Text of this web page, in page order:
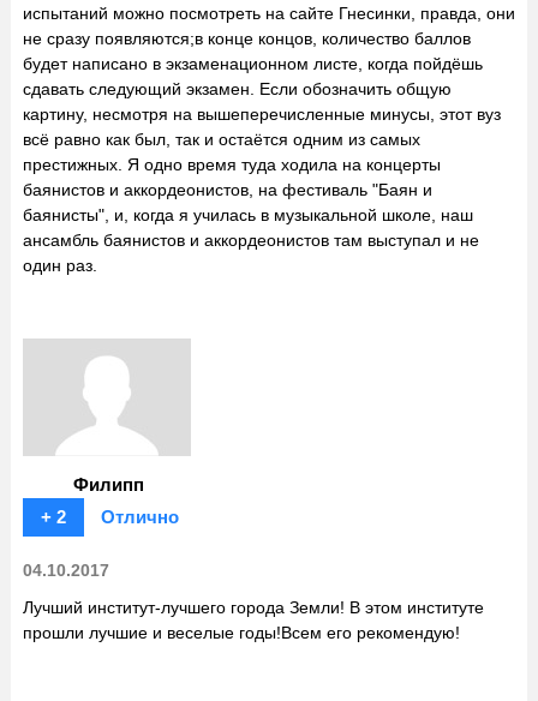
испытаний можно посмотреть на сайте Гнесинки, правда, они
не сразу появляются;в конце концов, количество баллов
будет написано в экзаменационном листе, когда пойдёшь
сдавать следующий экзамен. Если обозначить общую
картину, несмотря на вышеперечисленные минусы, этот вуз
всё равно как был, так и остаётся одним из самых
престижных. Я одно время туда ходила на концерты
баянистов и аккордеонистов, на фестиваль "Баян и
баянисты", и, когда я училась в музыкальной школе, наш
ансамбль баянистов и аккордеонистов там выступал и не
один раз.
Филипп
+ 2
Отлично
04.10.2017
Лучший институт-лучшего города Земли! В этом институте
прошли лучшие и веселые годы!Всем его рекомендую!